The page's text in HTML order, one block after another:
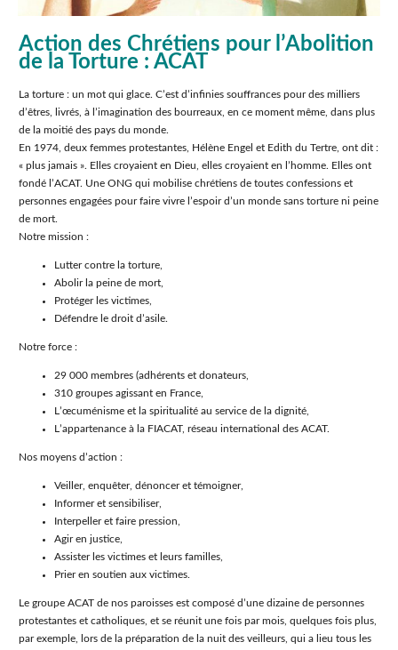
Action des Chrétiens pour lʼAbolition
de la Torture : ACAT
La torture : un mot qui glace. Cʼest dʼinfinies souffrances pour des milliers
dʼêtres, livrés, à lʼimagination des bourreaux, en ce moment même, dans plus
de la moitié des pays du monde.
En 1974, deux femmes protestantes, Hélène Engel et Edith du Tertre, ont dit :
« plus jamais ». Elles croyaient en Dieu, elles croyaient en lʼhomme. Elles ont
fondé lʼACAT. Une ONG qui mobilise chrétiens de toutes confessions et
personnes engagées pour faire vivre lʼespoir dʼun monde sans torture ni peine
de mort.
Notre mission :
Lutter contre la torture,
Abolir la peine de mort,
Protéger les victimes,
Défendre le droit dʼasile.
Notre force :
29 000 membres (adhérents et donateurs,
310 groupes agissant en France,
Lʼœcuménisme et la spiritualité au service de la dignité,
Lʼappartenance à la FIACAT, réseau international des ACAT.
Nos moyens dʼaction :
Veiller, enquêter, dénoncer et témoigner,
Informer et sensibiliser,
Interpeller et faire pression,
Agir en justice,
Assister les victimes et leurs familles,
Prier en soutien aux victimes.
Le groupe ACAT de nos paroisses est composé dʼune dizaine de personnes
protestantes et catholiques, et se réunit une fois par mois, quelques fois plus,
par exemple, lors de la préparation de la nuit des veilleurs, qui a lieu tous les